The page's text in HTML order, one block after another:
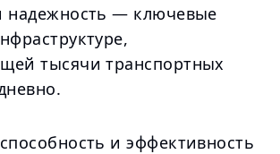
надежность — ключевые
тысячи транспортных
и эффективность